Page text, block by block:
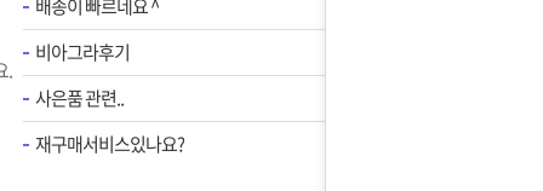
.
배송이 빠르네요 ^
비아그라후기
사은품 관련..
재구매서비스있나요?